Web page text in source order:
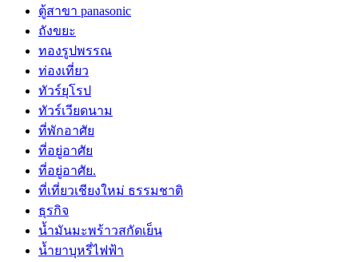
ตู้สาขา panasonic
ถังขยะ
ทองรูปพรรณ
ท่องเที่ยว
ทัวร์ยุโรป
ทัวร์เวียดนาม
ที่พักอาศัย
ที่อยู่อาศัย
ที่อยู่อาศัย.
ที่เที่ยวเชียงใหม่ ธรรมชาติ
ธุรกิจ
น้ำมันมะพร้าวสกัดเย็น
น้ำยาบุหรี่ไฟฟ้า